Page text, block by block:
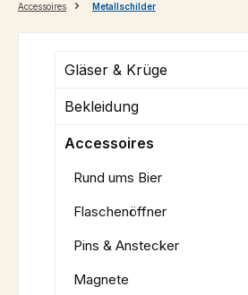
Accessoires Metallschilder
Gläser & Krüge
Bekleidung
Accessoires
Rund ums Bier
Flaschenöffner
Pins & Anstecker
Magnete